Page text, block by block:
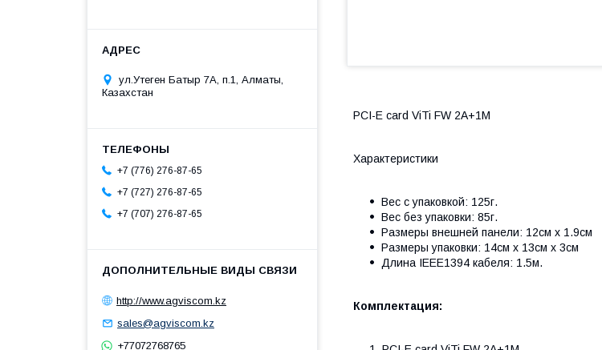
PCI-E card ViTi FW 2A+1M
Характеристики
Вес с упаковкой: 125г.
Вес без упаковки: 85г.
Размеры внешней панели: 12см х 1.9см
Размеры упаковки: 14см х 13см х 3см
Длина IEEE1394 кабеля: 1.5м.
Комплектация:
ул.Утеген Батыр 7А, п.1, Алматы,
Казахстан
+7 (776) 276-87-65
+7 (727) 276-87-65
+7 (707) 276-87-65
http://www.agviscom.kz
sales@agviscom.kz
+77072768765